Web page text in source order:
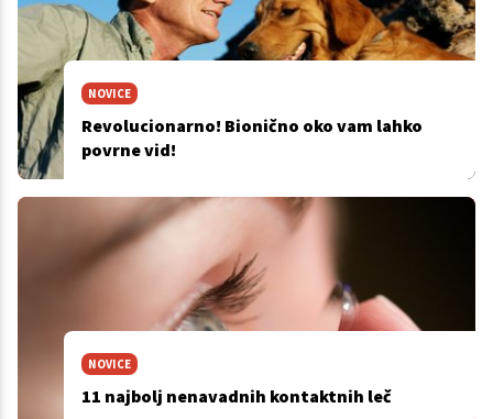
NOVICE
Revolucionarno! Bionično oko vam lahko
povrne vid!
NOVICE
11 najbolj nenavadnih kontaktnih leč